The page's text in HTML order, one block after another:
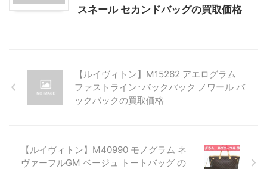
スネール セカンドバッグの買取価格
【ルイヴィトン】M15262 アエログラム
ファストライン･バックパック ノワール バ
ックパックの買取価格
【ルイヴィトン】M40990 モノグラム ネ
ヴァーフルGM ベージュ トートバッグ の